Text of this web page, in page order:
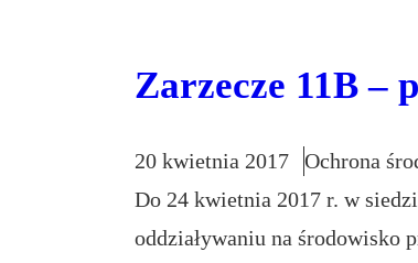
Zarzecze 11B –
20 kwietnia 2017
Ochrona
Do 24 kwietnia 2017 r. w
oddziaływaniu na środowisko